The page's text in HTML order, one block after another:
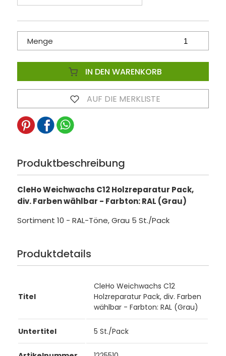
Menge
IN DEN WARENKORB
AUF DIE MERKLISTE
Produktbeschreibung
CleHo Weichwachs C12 Holzreparatur Pack,
div. Farben wählbar - Farbton: RAL (Grau)
Sortiment 10 - RAL-Töne, Grau 5 St./Pack
Produktdetails
Titel
CleHo Weichwachs C12
Holzreparatur Pack, div. Farben
wählbar - Farbton: RAL (Grau)
Untertitel 5 St./Pack